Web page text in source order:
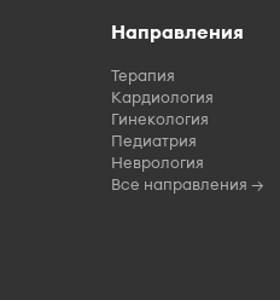
Направления
Терапия
Кардиология
Гинекология
Педиатрия
Неврология
Все направления →